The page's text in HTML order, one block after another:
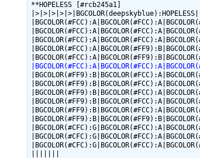
**HOPELESS [#rcb245a1]
|>|>|>|>|>|BGCOLOR(deepskyblue):HOPELESS|